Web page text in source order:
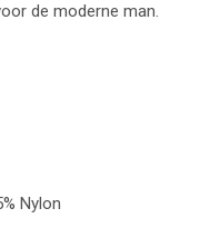
de moderne man.
Nylon